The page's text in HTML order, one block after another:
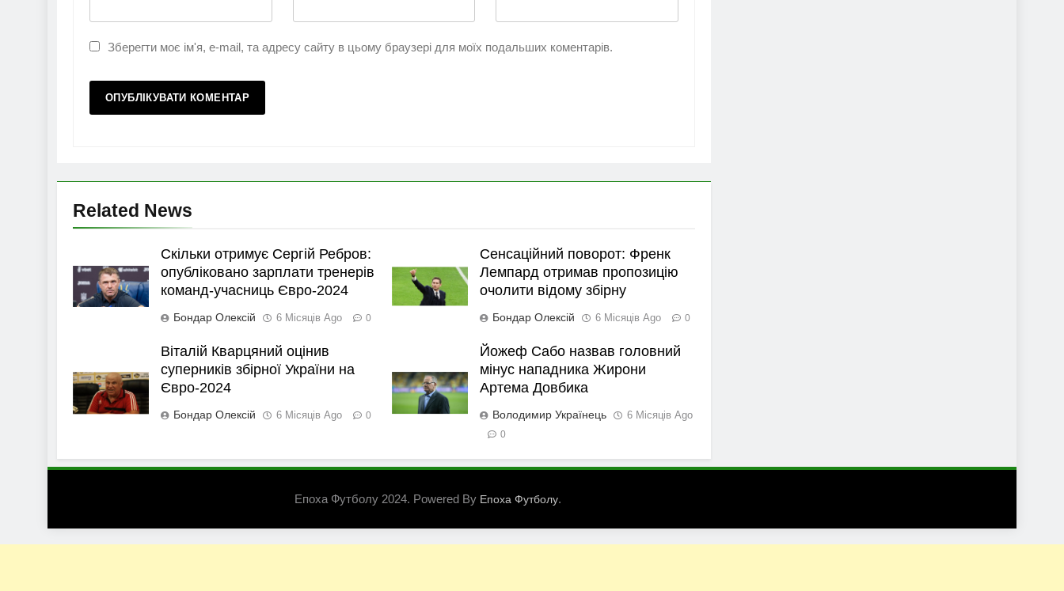
Зберегти моє ім'я, e-mail, та адресу сайту в цьому браузері для моїх подальших коментарів.
Related News
Скільки отримує Сергій Ребров:
опубліковано зарплати тренерів
команд-учасниць Євро-2024
Бондар Олексій 6 Місяців Ago 0
Сенсаційний поворот: Френк
Лемпард отримав пропозицію
очолити відому збірну
Бондар Олексій 6 Місяців Ago 0
Віталій Кварцяний оцінив
суперників збірної України на
Євро-2024
Бондар Олексій 6 Місяців Ago 0
Йожеф Сабо назвав головний
мінус нападника Жирони
Артема Довбика
Володимир Українець 6 Місяців Ago
0
Епоха Футболу 2024. Powered By Епоха Футболу.